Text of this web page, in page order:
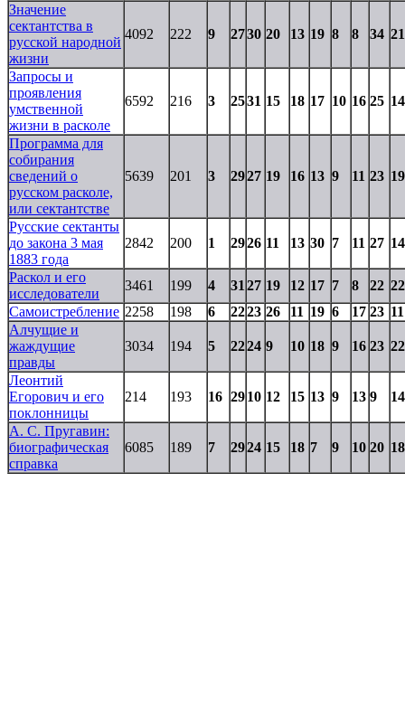
Значение
сектантства в
русской народной
жизни
4092 222 9 2730 20 13 19 8 8 34 21
Запросы и
проявления
умственной
жизни в расколе
6592 216 3 2531 15 18 17 10 16 25 14
Программа для
собирания
сведений о
русском расколе,
или сектантстве
5639 201 3 2927 19 16 13 9 11 23 19
Русские сектанты
до закона 3 мая
1883 года
2842 200 1 2926 11 13 30 7 11 27 14
Раскол и его
исследователи
3461 199 4 31 27 19 12 17 7 8 22 22
Самоистребление 2258 198 6 2223 26 11 19 6 17 23 11
Алчущие и
жаждущие
правды
3034 194 5 2224 9 10 18 9 16 23 22
Леонтий
Егорович и его
поклонницы
214 193 16 2910 12 15 13 9 13 9 14
А. С. Пругавин:
биографическая
справка
6085 189 7 2924 15 18 7 9 10 20 18